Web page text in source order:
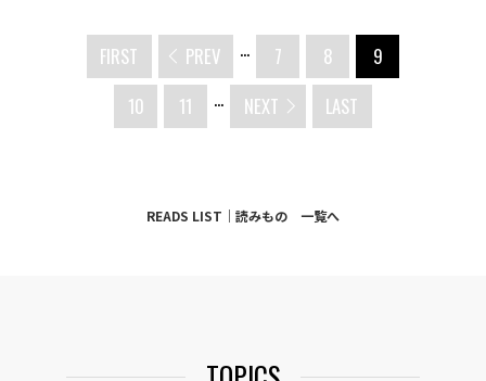
FIRST PREV ... 7 8
9
10
11 ... NEXT LAST
READS LIST｜読みもの 一覧へ